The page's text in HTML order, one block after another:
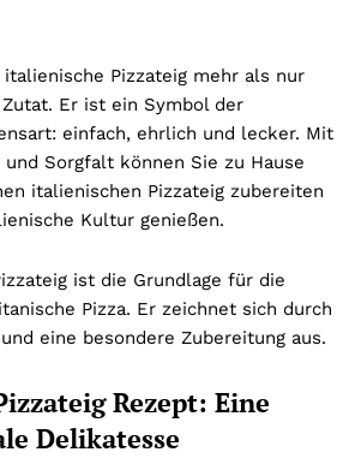
Pizzateig mehr als nur
Er ist ein Symbol der
einfach, ehrlich und lecker. Mit
Sorgfalt können Sie zu Hause
italienischen Pizzateig zubereiten
Kultur genießen.
ist die Grundlage für die
Pizza. Er zeichnet sich durch
eine besondere Zubereitung aus.
Rezept: Eine
Delikatesse